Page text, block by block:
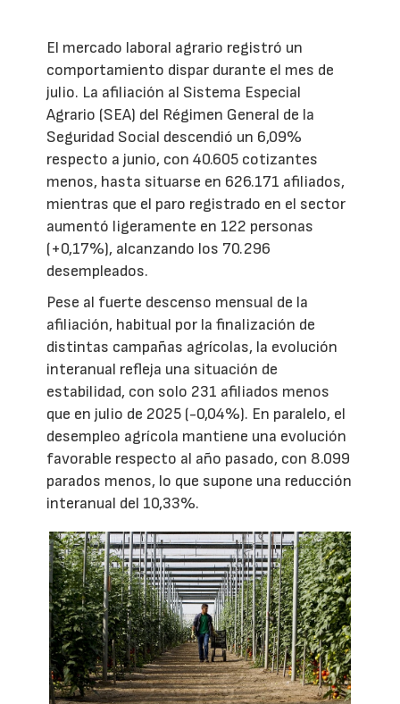
El mercado laboral agrario registró un
comportamiento dispar durante el mes de
julio. La afiliación al Sistema Especial
Agrario (SEA) del Régimen General de la
Seguridad Social descendió un 6,09%
respecto a junio, con 40.605 cotizantes
menos, hasta situarse en 626.171 afiliados,
mientras que el paro registrado en el sector
aumentó ligeramente en 122 personas
(+0,17%), alcanzando los 70.296
desempleados.
Pese al fuerte descenso mensual de la
afiliación, habitual por la finalización de
distintas campañas agrícolas, la evolución
interanual refleja una situación de
estabilidad, con solo 231 afiliados menos
que en julio de 2025 (-0,04%). En paralelo, el
desempleo agrícola mantiene una evolución
favorable respecto al año pasado, con 8.099
parados menos, lo que supone una reducción
interanual del 10,33%.